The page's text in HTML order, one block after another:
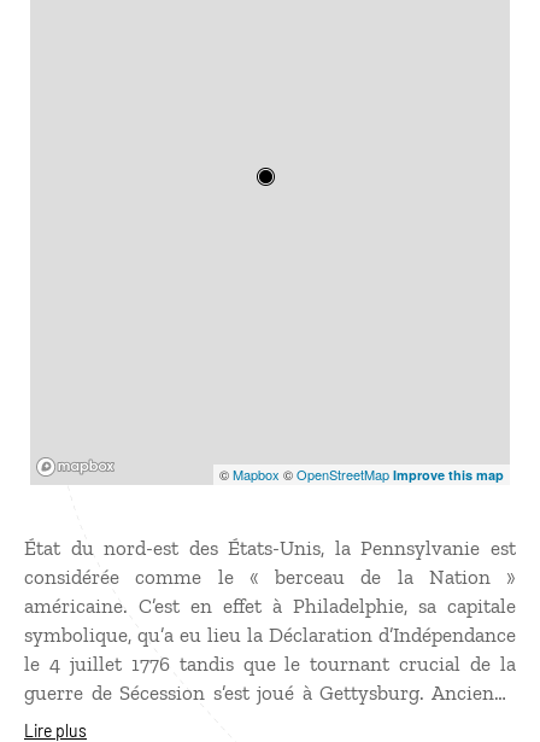
©Mapbox ©OpenStreetMap Improve this map
État du nord-est des États-Unis, la Pennsylvanie est
considérée comme le « berceau de la Nation »
américaine. C’est en effet à Philadelphie, sa capitale
symbolique, qu’a eu lieu la Déclaration d’Indépendance
le 4 juillet 1776 tandis que le tournant crucial de la
guerre de Sécession s’est joué à Gettysburg. Ancienne
ville industrielle, Pittsburgh a su se reconvertir en
Lire plus